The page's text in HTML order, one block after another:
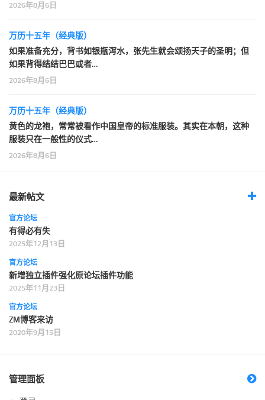
2026年8月6日
万历十五年（经典版）
如果准备充分，背书如银瓶泻水，张先生就会颂扬天子的圣明；但
如果背得结结巴巴或者…
2026年8月6日
万历十五年（经典版）
黄色的龙袍，常常被看作中国皇帝的标准服装。其实在本朝，这种
服装只在一般性的仪式…
2026年8月6日
最新帖文
官方论坛
有得必有失
2025年12月13日
官方论坛
新增独立插件强化原论坛插件功能
2025年11月23日
官方论坛
ZM博客来访
2020年9月15日
管理面板